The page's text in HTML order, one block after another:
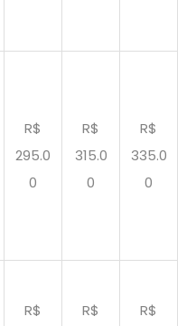
R$
295.0
0
R$
315.0
0
R$
335.0
0
R$
R$
R$